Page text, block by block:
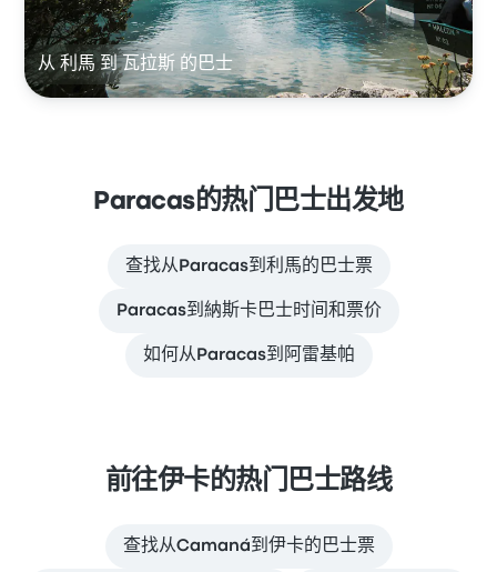
从 利馬 到 瓦拉斯 的巴士
Paracas的热门巴士出发地
查找从Paracas到利馬的巴士票
Paracas到納斯卡巴士时间和票价
如何从Paracas到阿雷基帕
前往伊卡的热门巴士路线
查找从Camaná到伊卡的巴士票